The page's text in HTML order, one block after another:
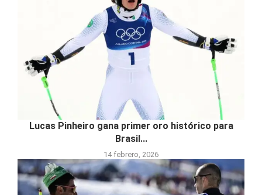
Lucas Pinheiro gana primer oro histórico para
Brasil...
14 febrero, 2026